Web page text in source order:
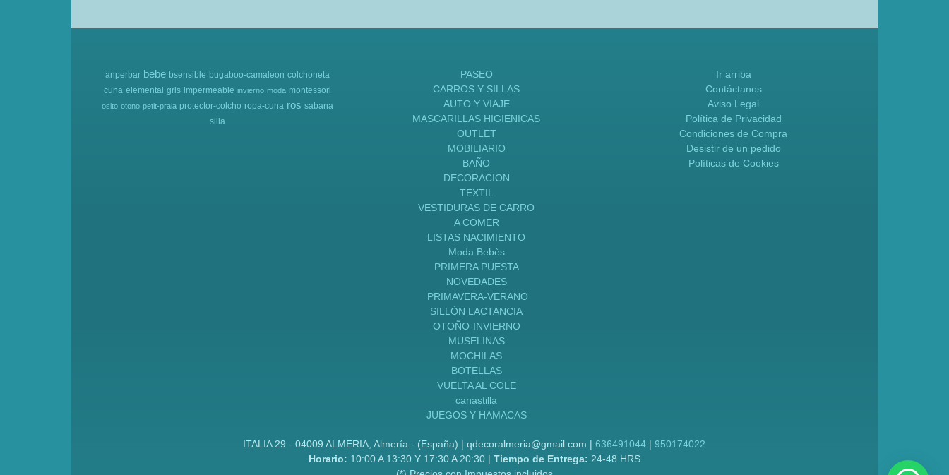
anperbar bebe bsensible bugaboo-camaleon colchoneta
cuna elemental gris impermeable invierno moda montessori
osito otono petit-praia protector-colcho ropa-cuna ros sabana
silla
PASEO
CARROS Y SILLAS
AUTO Y VIAJE
MASCARILLAS HIGIENICAS
OUTLET
MOBILIARIO
BAÑO
DECORACION
TEXTIL
VESTIDURAS DE CARRO
A COMER
LISTAS NACIMIENTO
Moda Bebès
PRIMERA PUESTA
NOVEDADES
PRIMAVERA-VERANO
SILLÒN LACTANCIA
OTOÑO-INVIERNO
MUSELINAS
MOCHILAS
BOTELLAS
VUELTA AL COLE
canastilla
JUEGOS Y HAMACAS
Ir arriba
Contáctanos
Aviso Legal
Política de Privacidad
Condiciones de Compra
Desistir de un pedido
Políticas de Cookies
ITALIA 29 - 04009 ALMERIA, Almería - (España) | qdecoralmeria@gmail.com |636491044 |950174022
Horario: 10:00 A 13:30 Y 17:30 A 20:30 | Tiempo de Entrega: 24-48 HRS